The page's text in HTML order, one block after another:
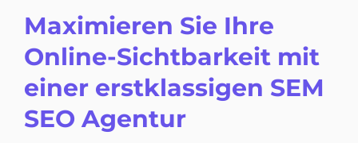
Maximieren Sie Ihre
Online-Sichtbarkeit mit
einer erstklassigen SEM
SEO Agentur